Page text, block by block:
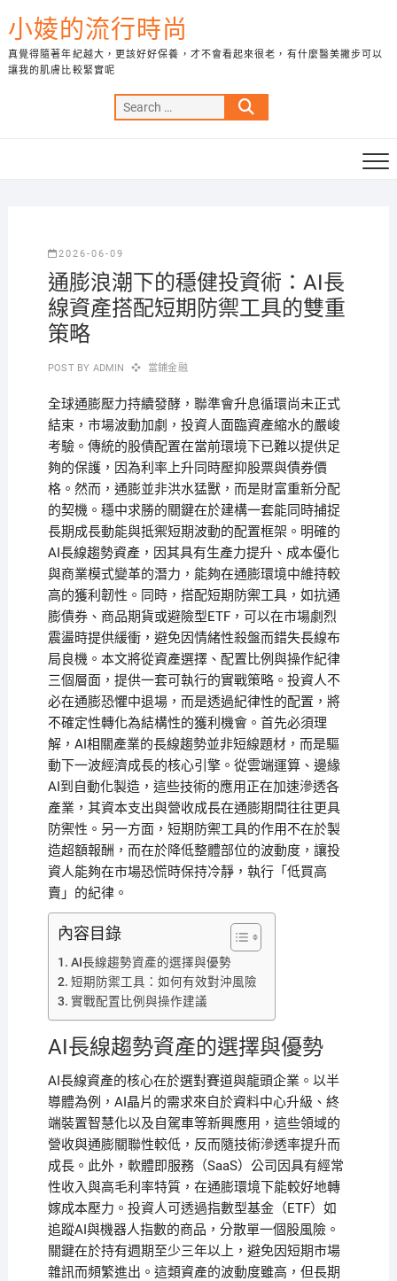
to
content
小婈的流行時尚
真覺得隨著年紀越大，更該好好保養，才不會看起來很老，有什麼醫美撇步可以
讓我的肌膚比較緊實呢
Search
…
2026-06-09
通膨浪潮下的穩健投資術：AI長
線資產搭配短期防禦工具的雙重
策略
POST BY ADMIN 當鋪金融
全球通膨壓力持續發酵，聯準會升息循環尚未正式
結束，市場波動加劇，投資人面臨資產縮水的嚴峻
考驗。傳統的股債配置在當前環境下已難以提供足
夠的保護，因為利率上升同時壓抑股票與債券價
格。然而，通膨並非洪水猛獸，而是財富重新分配
的契機。穩中求勝的關鍵在於建構一套能同時捕捉
長期成長動能與抵禦短期波動的配置框架。明確的
AI長線趨勢資產，因其具有生產力提升、成本優化
與商業模式變革的潛力，能夠在通膨環境中維持較
高的獲利韌性。同時，搭配短期防禦工具，如抗通
膨債券、商品期貨或避險型ETF，可以在市場劇烈
震盪時提供緩衝，避免因情緒性殺盤而錯失長線布
局良機。本文將從資產選擇、配置比例與操作紀律
三個層面，提供一套可執行的實戰策略。投資人不
必在通膨恐懼中退場，而是透過紀律性的配置，將
不確定性轉化為結構性的獲利機會。首先必須理
解，AI相關產業的長線趨勢並非短線題材，而是驅
動下一波經濟成長的核心引擎。從雲端運算、邊緣
AI到自動化製造，這些技術的應用正在加速滲透各
產業，其資本支出與營收成長在通膨期間往往更具
防禦性。另一方面，短期防禦工具的作用不在於製
造超額報酬，而在於降低整體部位的波動度，讓投
資人能夠在市場恐慌時保持冷靜，執行「低買高
賣」的紀律。
內容目錄
AI長線趨勢資產的選擇與優勢
短期防禦工具：如何有效對沖風險
實戰配置比例與操作建議
AI長線趨勢資產的選擇與優勢
AI長線資產的核心在於選對賽道與龍頭企業。以半
導體為例，AI晶片的需求來自於資料中心升級、終
端裝置智慧化以及自駕車等新興應用，這些領域的
營收與通膨關聯性較低，反而隨技術滲透率提升而
成長。此外，軟體即服務（SaaS）公司因具有經常
性收入與高毛利率特質，在通膨環境下能較好地轉
嫁成本壓力。投資人可透過指數型基金（ETF）如
追蹤AI與機器人指數的商品，分散單一個股風險。
關鍵在於持有週期至少三年以上，避免因短期市場
雜訊而頻繁進出。這類資產的波動度雖高，但長期